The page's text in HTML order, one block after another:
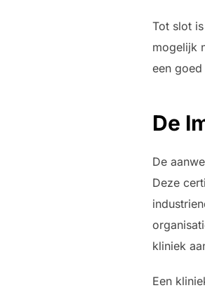
Tot slot
mogelijk
een
De
De
Deze
kliniek
Een